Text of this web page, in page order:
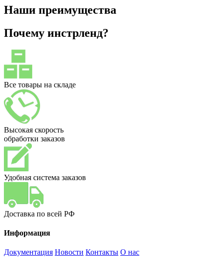
Наши преимущества
Почему инстрленд?
Все товары на складе
Высокая скорость
обработки заказов
Удобная система заказов
Доставка по всей РФ
Информация
Документация Новости Контакты О нас